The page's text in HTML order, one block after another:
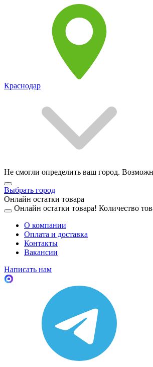
Краснодар
Не смогли определить ваш город.
Выбрать город
Онлайн остатки товара
Онлайн остатки товара! Количество
О компании
Оплата и доставка
Контакты
Вакансии
Написать нам